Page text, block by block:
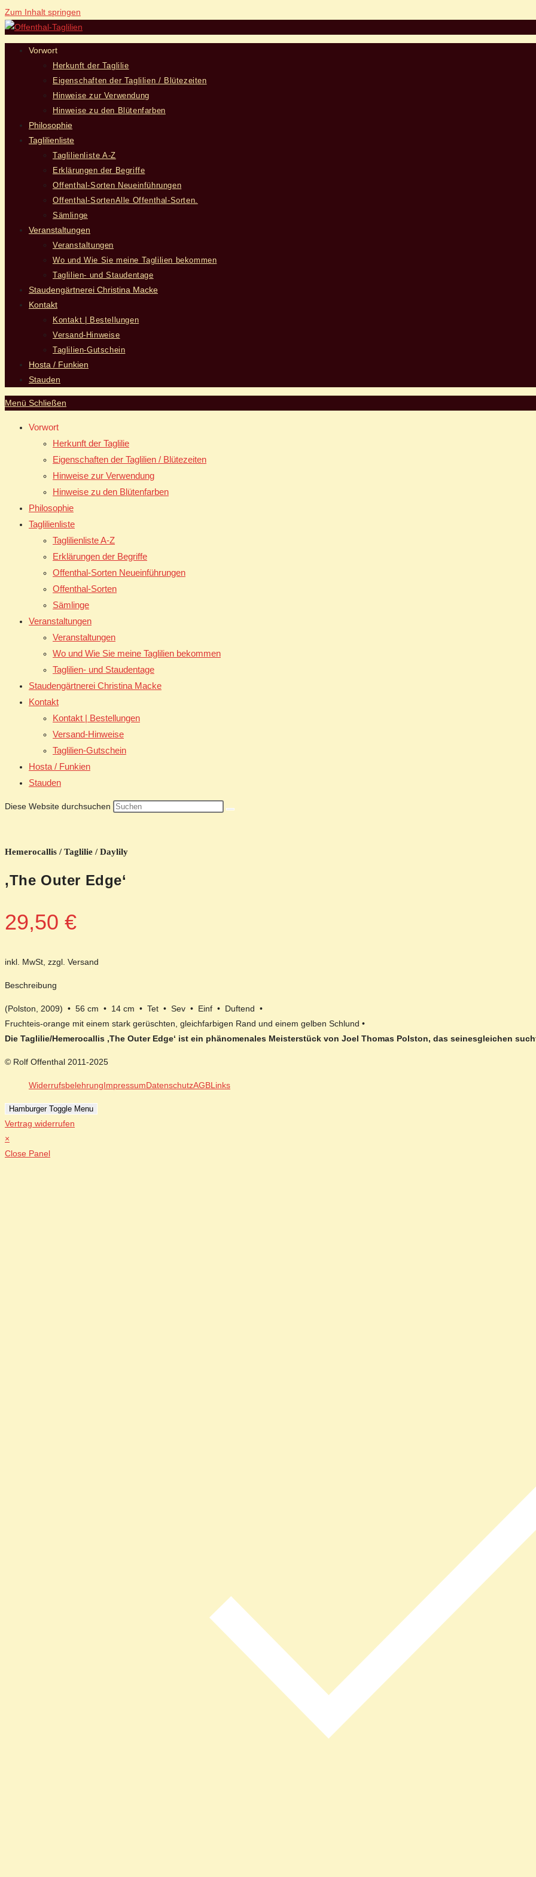
Zum Inhalt springen
Vorwort
Herkunft der Taglilie
Eigenschaften der Taglilien / Blütezeiten
Hinweise zur Verwendung
Hinweise zu den Blütenfarben
Philosophie
Taglilienliste
Taglilienliste A-Z
Erklärungen der Begriffe
Offenthal-Sorten Neueinführungen
Offenthal-SortenAlle Offenthal-Sorten.
Sämlinge
Veranstaltungen
Veranstaltungen
Wo und Wie Sie meine Taglilien bekommen
Taglilien- und Staudentage
Staudengärtnerei Christina Macke
Kontakt
Kontakt | Bestellungen
Versand-Hinweise
Taglilien-Gutschein
Hosta / Funkien
Stauden
Menü Schließen
Vorwort
Herkunft der Taglilie
Eigenschaften der Taglilien / Blütezeiten
Hinweise zur Verwendung
Hinweise zu den Blütenfarben
Philosophie
Taglilienliste
Taglilienliste A-Z
Erklärungen der Begriffe
Offenthal-Sorten Neueinführungen
Offenthal-Sorten
Sämlinge
Veranstaltungen
Veranstaltungen
Wo und Wie Sie meine Taglilien bekommen
Taglilien- und Staudentage
Staudengärtnerei Christina Macke
Kontakt
Kontakt | Bestellungen
Versand-Hinweise
Taglilien-Gutschein
Hosta / Funkien
Stauden
Diese Website durchsuchen
Hemerocallis / Taglilie / Daylily
‚The Outer Edge‘
29,50 €
inkl. MwSt, zzgl. Versand
Beschreibung
(Polston, 2009) • 56 cm • 14 cm • Tet • Sev • Einf • Duftend •
Fruchteis-orange mit einem stark gerüschten, gleichfarbigen Rand und einem gelben Schlund •
Die Taglilie/Hemerocallis ‚The Outer Edge‘ ist ein phänomenales Meisterstück von Joel Thomas Polston, das seinesgleichen
© Rolf Offenthal 2011-2025
WiderrufsbelehrungImpressumDatenschutzAGBLinks
Hamburger Toggle Menu
Vertrag widerrufen
×
Close Panel